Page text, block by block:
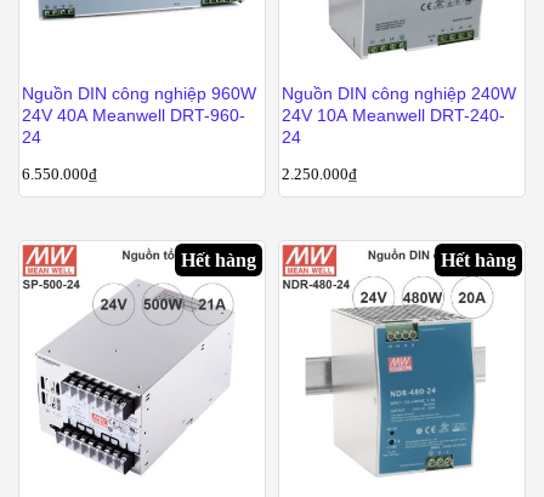
Nguồn DIN công nghiệp 960W
24V 40A Meanwell DRT-960-
24
6.550.000₫
Nguồn DIN công nghiệp 240W
24V 10A Meanwell DRT-240-
24
2.250.000₫
Hết hàng Hết hàng